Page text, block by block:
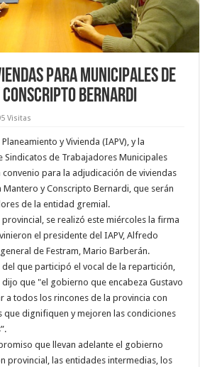
para municipales de
Bernardi
Visitas
y Vivienda (IAPV), y la
Sindicatos de Trabajadores Municipales
para la adjudicación de viviendas
Mantero y Conscripto Bernardi, que serán
de la entidad gremial.
se realizó este miércoles la firma
el presidente del IAPV, Alfredo
de Festram, Mario Barberán.
que participó el vocal de la repartición,
que "el gobierno que encabeza Gustavo
a todos los rincones de la provincia con
que dignifiquen y mejoren las condiciones
que llevan adelante el gobierno
provincial, las entidades intermedias, los